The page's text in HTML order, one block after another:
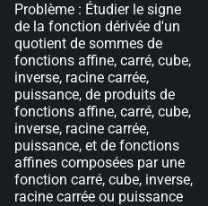
Problème : Étudier le signe
de la fonction dérivée d'un
quotient de sommes de
fonctions affine, carré, cube,
inverse, racine carrée,
puissance, de produits de
fonctions affine, carré, cube,
inverse, racine carrée,
puissance, et de fonctions
affines composées par une
fonction carré, cube, inverse,
racine carrée ou puissance